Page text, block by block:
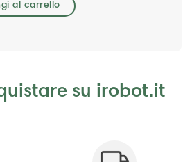
al carrello
su irobot.it